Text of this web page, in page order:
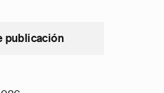
publicación